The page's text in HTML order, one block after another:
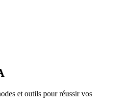
et outils pour réussir vos